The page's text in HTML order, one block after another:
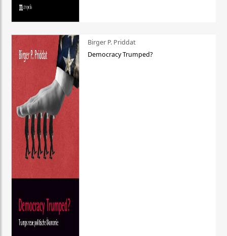
Birger P. Priddat
Democracy Trumped?